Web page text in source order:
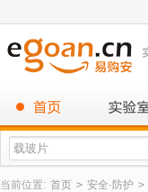
当前位置: 首页 > 安全·防护 >